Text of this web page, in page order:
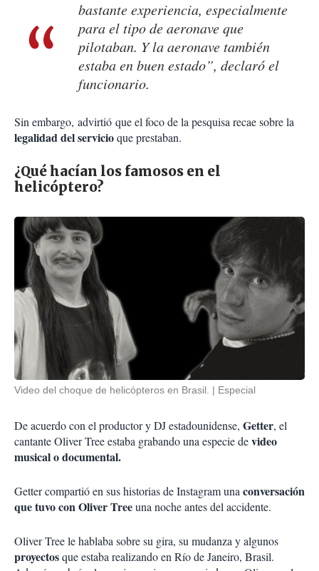
bastante experiencia, especialmente
para el tipo de aeronave que
pilotaban. Y la aeronave también
estaba en buen estado”, declaró el
funcionario.
Sin embargo, advirtió que el foco de la pesquisa recae sobre la
legalidad del servicioque prestaban.
¿Qué hacían los famosos en el
helicóptero?
Video del choque de helicópteros en Brasil. Especial
De acuerdo con el productor y DJ estadounidense, Getter, el
cantante Oliver Tree estaba grabando una especie devideo
musical o documental.
Getter compartió en sus historias de Instagram unaconversación
que tuvo con Oliver Treeuna noche antes del accidente.
Oliver Tree le hablaba sobre su gira, su mudanza y algunos
proyectosque estaba realizando en Río de Janeiro, Brasil.